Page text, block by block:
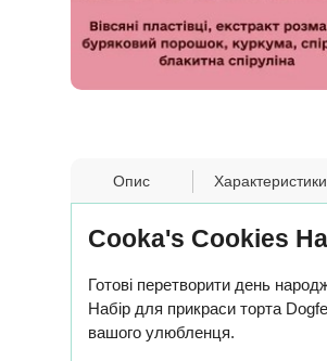
Опис Характеристики
Cooka's Cookies
Готові перетворити день
Набір для прикраси торта
вашого улюбленця.